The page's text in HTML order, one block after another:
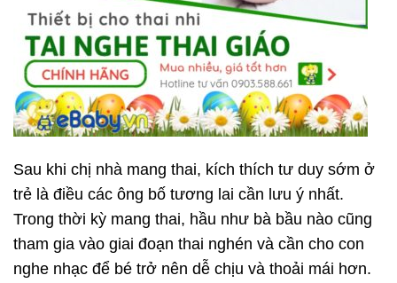
Sau khi chị nhà mang thai, kích thích tư duy sớm ở
trẻ là điều các ông bố tương lai cần lưu ý nhất.
Trong thời kỳ mang thai, hầu như bà bầu nào cũng
tham gia vào giai đoạn thai nghén và cần cho con
nghe nhạc để bé trở nên dễ chịu và thoải mái hơn.